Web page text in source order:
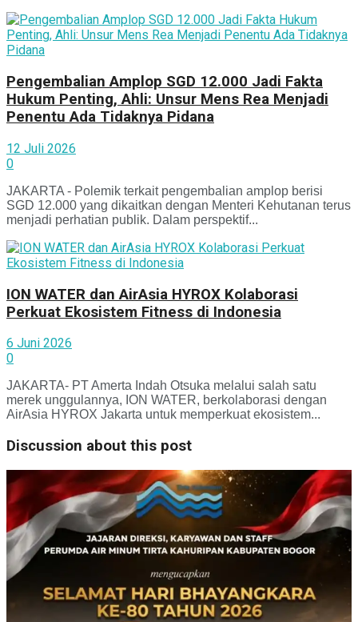
Pengembalian Amplop SGD 12.000 Jadi Fakta
Hukum Penting, Ahli: Unsur Mens Rea Menjadi
Penentu Ada Tidaknya Pidana
12 Juli 2026
0
JAKARTA - Polemik terkait pengembalian amplop berisi
SGD 12.000 yang dikaitkan dengan Menteri Kehutanan terus
menjadi perhatian publik. Dalam perspektif...
ION WATER dan AirAsia HYROX Kolaborasi
Perkuat Ekosistem Fitness di Indonesia
6 Juni 2026
0
JAKARTA- PT Amerta Indah Otsuka melalui salah satu
merek unggulannya, ION WATER, berkolaborasi dengan
AirAsia HYROX Jakarta untuk memperkuat ekosistem...
Discussion about this post